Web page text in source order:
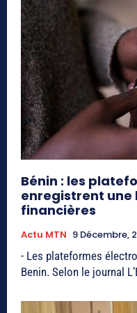
Bénin : les
enregistrent une
financières
Actu MTN 9 Décembre,
- Les plateformes
Benin. Selon le journal